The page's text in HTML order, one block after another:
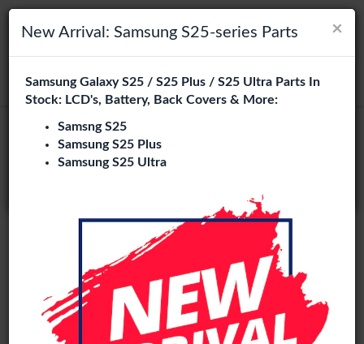
×
Wählen Sie Ihre Sprache
Es sieht so aus, als wären Sie in Vereinigte Staaten
Besuchen Sie
Navigation umschalten
suchen
Login
×
New Arrival: Samsung S25-series Parts
Samsung Galaxy S25 / S25 Plus / S25 Ultra Parts In
Stock: LCD's, Battery, Back Covers & More:
Samsng S25
Samsung S25 Plus
Samsung S25 Ultra